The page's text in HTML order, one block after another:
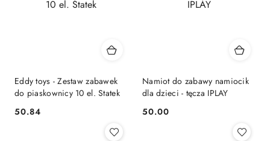
Eddy toys - Zestaw zabawek
do piaskownicy 10 el. Statek
Cena:
50.84
Namiot do zabawy namiocik
dla dzieci - tęcza IPLAY
Cena:
50.00